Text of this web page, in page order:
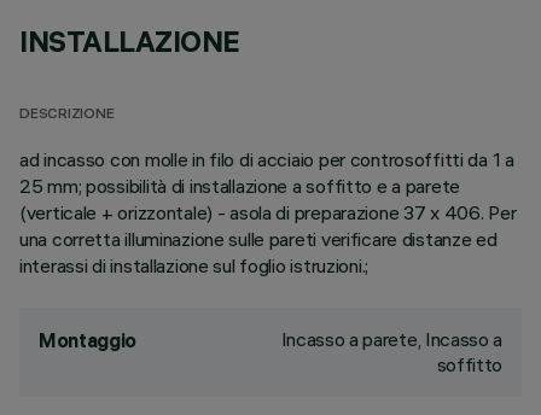
INSTALLAZIONE
DESCRIZIONE
ad incasso con molle in filo di acciaio per controsoffitti da 1 a
25 mm; possibilità di installazione a soffitto e a parete
(verticale + orizzontale) - asola di preparazione 37 x 406. Per
una corretta illuminazione sulle pareti verificare distanze ed
interassi di installazione sul foglio istruzioni.;
Montaggio
Incasso a parete, Incasso a
soffitto